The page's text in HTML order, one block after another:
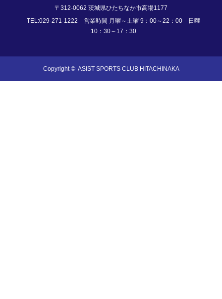
〒312-0062 茨城県ひたちなか市高場1177
TEL:029-271-1222 営業時間 月曜～土曜 9：00～22：00 日曜
10：30～17：30
Copyright © ASIST SPORTS CLUB HITACHINAKA